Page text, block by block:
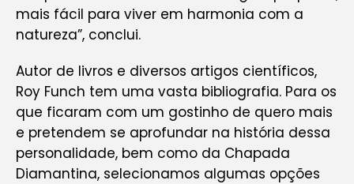
mais fácil para viver em harmonia com a
natureza”, conclui.
Autor de livros e diversos artigos científicos,
Roy Funch tem uma vasta bibliografia. Para os
que ficaram com um gostinho de quero mais
e pretendem se aprofundar na história dessa
personalidade, bem como da Chapada
Diamantina, selecionamos algumas opções